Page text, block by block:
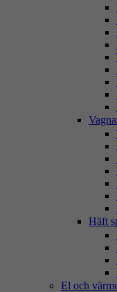
Häft
El och